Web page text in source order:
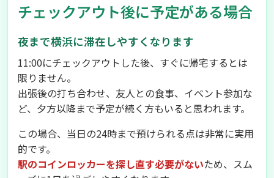
チェックアウト後に予定がある場合
夜まで横浜に滞在しやすくなります
11:00にチェックアウトした後、すぐに帰宅するとは
限りません。
出張後の打ち合わせ、友人との食事、イベント参加な
ど、夕方以降まで予定が続く方もいると思われます。
この場合、当日の24時まで預けられる点は非常に実用
的です。
駅のコインロッカーを探し直す必要がないため、スム